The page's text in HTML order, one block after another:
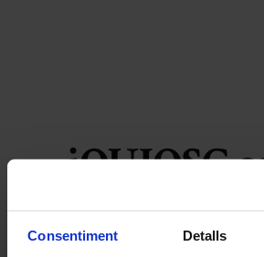
Consentiment Detalls